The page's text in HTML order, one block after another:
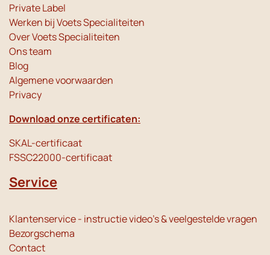
Private Label
Werken bij Voets Specialiteiten
Over Voets Specialiteiten
Ons team
Blog
Algemene voorwaarden
Privacy
Download onze certificaten:
SKAL-certificaat
FSSC22000-certificaat
Service
Klantenservice - instructie video's & veelgestelde vragen
Bezorgschema
Contact